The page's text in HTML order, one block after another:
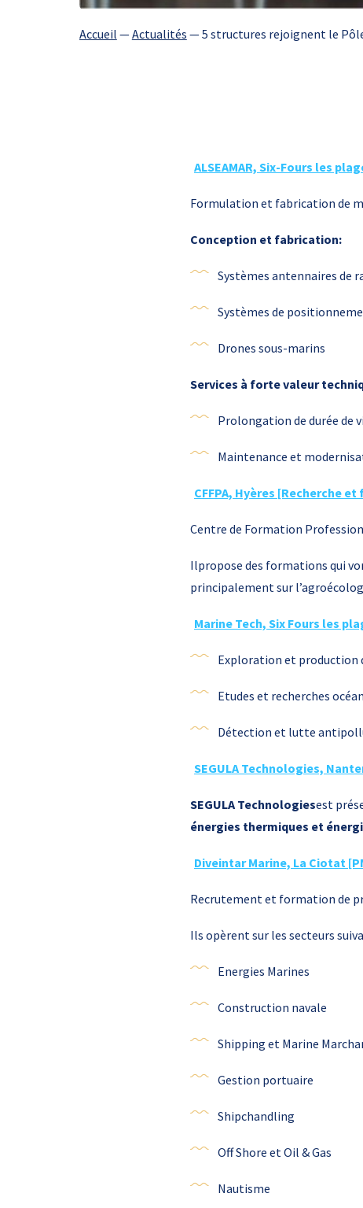
Accueil —Actualités —5 structures rejoignent le
ALSEAMAR, Six-Fours les
Formulation et fabrication de
Conception et fabrication:
Systèmes antennaires de
Systèmes de
Drones sous-marins
Services à forte valeur
Prolongation de durée de
Maintenance et
CFFPA, Hyères [Recherche
Centre de Formation
Ilpropose des formations qui
principalement sur
Marine Tech, Six Fours les
Exploration et production
Etudes et recherches
Détection et lutte
SEGULA Technologies,
SEGULA Technologiesest
énergies thermiques et
Diveintar Marine, La Ciotat
Recrutement et formation de
Ils opèrent sur les secteurs
Energies Marines
Construction navale
Shipping et Marine
Gestion portuaire
Shipchandling
Off Shore et Oil & Gas
Nautisme